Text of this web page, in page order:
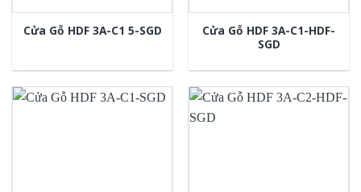
Cửa Gỗ HDF 3A-C1 5-SGD
Cửa Gỗ HDF 3A-C1-HDF-
SGD